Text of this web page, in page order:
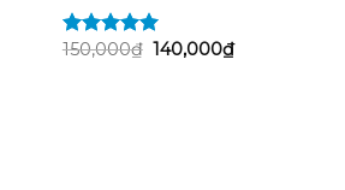
Được xếp
150,000₫ Giá
gốc
140,000₫Giá